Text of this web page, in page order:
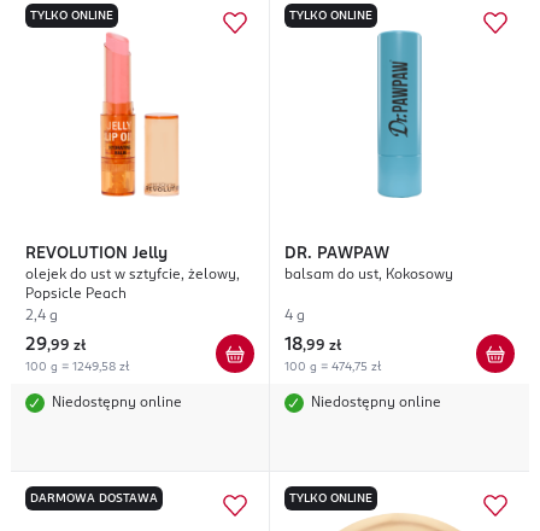
TYLKO ONLINE
REVOLUTION Jelly
olejek do ust w sztyfcie, żelowy,
Popsicle Peach
2,4 g
29,99 zł
100 g = 1249,58 zł
Niedostępny online
TYLKO ONLINE
DR. PAWPAW
balsam do ust, Kokosowy
4 g
18,99 zł
100 g = 474,75 zł
Niedostępny online
DARMOWA DOSTAWA TYLKO ONLINE